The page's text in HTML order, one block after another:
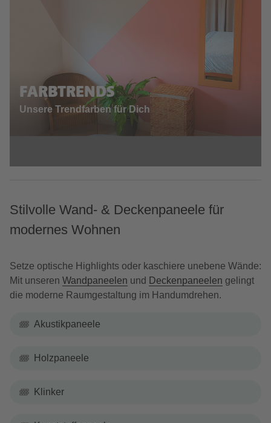
FARBTRENDS
Unsere Trendfarben für Dich
Stilvolle Wand- & Deckenpaneele für
modernes Wohnen
Setze optische Highlights oder kaschiere unebene Wände:
Mit unseren Wandpaneelen und Deckenpaneelen gelingt
die moderne Raumgestaltung im Handumdrehen.
Akustikpaneele
Holzpaneele
Klinker